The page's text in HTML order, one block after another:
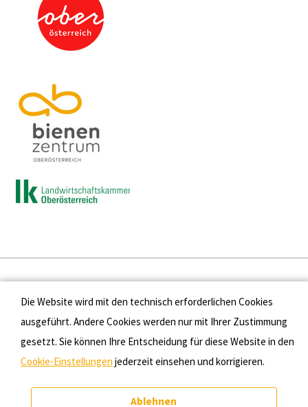
Presse
Kontakt
Datenschutz
Die Website wird mit den technisch erforderlichen Cookies
ausgeführt. Andere Cookies werden nur mit Ihrer Zustimmung
gesetzt. Sie können Ihre Entscheidung für diese Website in den
Cookie-Einstellungen jederzeit einsehen und korrigieren.
Ablehnen